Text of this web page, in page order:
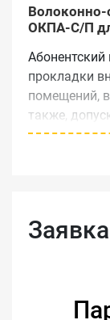
ОКПА-С/П
прокладки
помещений, в
также,
опорами (до
оболочки,
надежная